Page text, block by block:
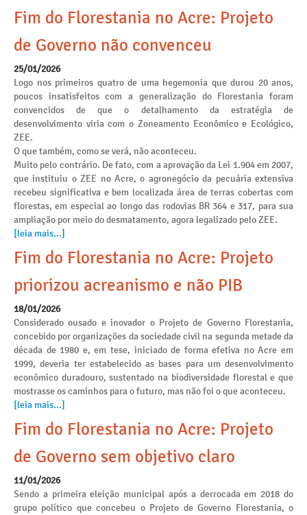
Fim do Florestania no Acre: Projeto
de Governo não convenceu
25/01/2026
Logo nos primeiros quatro de uma hegemonia que durou 20 anos,
poucos insatisfeitos com a generalização do Florestania foram
convencidos de que o detalhamento da estratégia de
desenvolvimento viria com o Zoneamento Econômico e Ecológico,
ZEE.
O que também, como se verá, não aconteceu.
Muito pelo contrário. De fato, com a aprovação da Lei 1.904 em 2007,
que instituiu o ZEE no Acre, o agronegócio da pecuária extensiva
recebeu significativa e bem localizada área de terras cobertas com
florestas, em especial ao longo das rodovias BR 364 e 317, para sua
ampliação por meio do desmatamento, agora legalizado pelo ZEE.
[leia mais...]
Fim do Florestania no Acre: Projeto
priorizou acreanismo e não PIB
18/01/2026
Considerado ousado e inovador o Projeto de Governo Florestania,
concebido por organizações da sociedade civil na segunda metade da
década de 1980 e, em tese, iniciado de forma efetiva no Acre em
1999, deveria ter estabelecido as bases para um desenvolvimento
econômico duradouro, sustentado na biodiversidade florestal e que
mostrasse os caminhos para o futuro, mas não foi o que aconteceu.
[leia mais...]
Fim do Florestania no Acre: Projeto
de Governo sem objetivo claro
11/01/2026
Sendo a primeira eleição municipal após a derrocada em 2018 do
grupo político que concebeu o Projeto de Governo Florestania, o